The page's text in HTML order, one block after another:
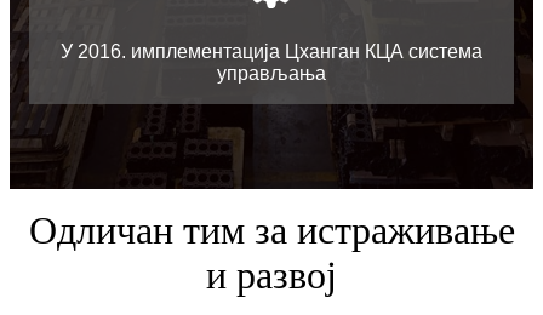
У 2016. имплементација Цханган КЦА система
управљања
Одличан тим за истраживање
и развој